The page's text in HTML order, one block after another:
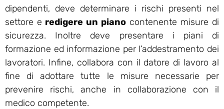
dipendenti, deve determinare i rischi presenti nel
settore e redigere un piano contenente misure di
sicurezza. Inoltre deve presentare i piani di
formazione ed informazione per l’addestramento dei
lavoratori. Infine, collabora con il datore di lavoro al
fine di adottare tutte le misure necessarie per
prevenire rischi, anche in collaborazione con il
medico competente.